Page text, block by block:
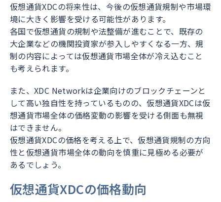
仮想通貨XDCの将来性は、今後の仮想通貨規制や市場環
境に大きく影響を受ける可能性があります。
各国で仮想通貨の規制や法整備が進むことで、既存の
大企業などの機関投資家が参入しやすくなる一方、規
制の内容によっては仮想通貨市場全体が冷え込むこと
も考えられます。
また、XDC Networkは企業向けのブロックチェーンと
して高い独自性を持っているものの、仮想通貨XDCは仮
想通貨市場全体の価格変動の影響を受ける側面も無視
はできません。
仮想通貨XDCの価格を考える上で、仮想通貨規制の方向
性と仮想通貨市場全体の動向を慎重に見極める必要が
あるでしょう。
仮想通貨XDCの価格動向